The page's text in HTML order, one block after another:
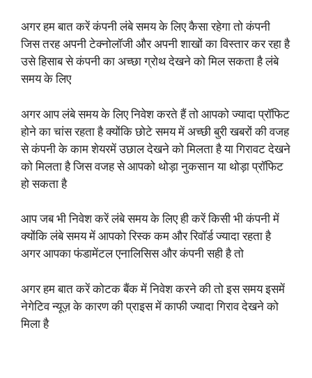
अगर हम बात करें कंपनी लंबे समय के लिए कैसा रहेगा तो कंपनी
जिस तरह अपनी टेक्नोलॉजी और अपनी शाखों का विस्तार कर रहा है
उसे हिसाब से कंपनी का अच्छा ग्रोथ देखने को मिल सकता है लंबे
समय के लिए
अगर आप लंबे समय के लिए निवेश करते हैं तो आपको ज्यादा प्रॉफिट
होने का चांस रहता है क्योंकि छोटे समय में अच्छी बुरी खबरों की वजह
से कंपनी के काम शेयरमें उछाल देखने को मिलता है या गिरावट देखने
को मिलता है जिस वजह से आपको थोड़ा नुकसान या थोड़ा प्रॉफिट
हो सकता है
आप जब भी निवेश करें लंबे समय के लिए ही करें किसी भी कंपनी में
क्योंकि लंबे समय में आपको रिस्क कम और रिवॉर्ड ज्यादा रहता है
अगर आपका फंडामेंटल एनालिसिस और कंपनी सही है तो
अगर हम बात करें कोटक बैंक में निवेश करने की तो इस समय इसमें
नेगेटिव न्यूज़ के कारण की प्राइस में काफी ज्यादा गिराव देखने को
मिला है